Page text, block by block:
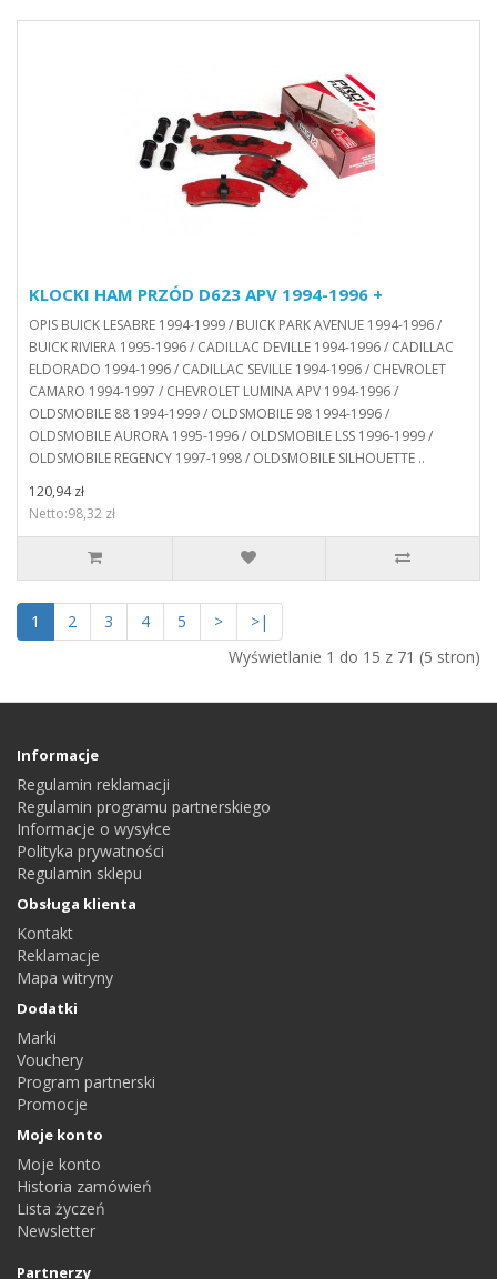
KLOCKI HAM PRZÓD D623 APV 1994-1996 +
OPIS BUICK LESABRE 1994-1999 / BUICK PARK AVENUE 1994-1996 /
BUICK RIVIERA 1995-1996 / CADILLAC DEVILLE 1994-1996 / CADILLAC
ELDORADO 1994-1996 / CADILLAC SEVILLE 1994-1996 / CHEVROLET
CAMARO 1994-1997 / CHEVROLET LUMINA APV 1994-1996 /
OLDSMOBILE 88 1994-1999 / OLDSMOBILE 98 1994-1996 /
OLDSMOBILE AURORA 1995-1996 / OLDSMOBILE LSS 1996-1999 /
OLDSMOBILE REGENCY 1997-1998 / OLDSMOBILE SILHOUETTE ..
120,94 zł
Netto:98,32 zł
1 2 3 4 5 >
>|
Wyświetlanie 1 do 15 z 71 (5 stron)
Informacje
Regulamin reklamacji
Regulamin programu partnerskiego
Informacje o wysyłce
Polityka prywatności
Regulamin sklepu
Obsługa klienta
Kontakt
Reklamacje
Mapa witryny
Dodatki
Marki
Vouchery
Program partnerski
Promocje
Moje konto
Moje konto
Historia zamówień
Lista życzeń
Newsletter
Partnerzy